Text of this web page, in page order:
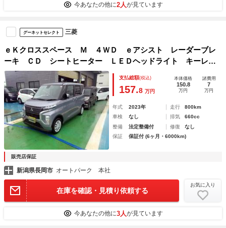
今あなたの他に2人が見ています
グーネットセレクト 三菱
ｅＫクロススペース Ｍ ４ＷＤ ｅアシスト レーダーブレ
ーキ ＣＤ シートヒーター ＬＥＤヘッドライト キーレ
ス クリアランスソナー 両側スライドドア ステアリングス
イッチ
支払総額(税込)
157.8 万円
本体価格
150.8
万円
諸費用
7
万円
年式 2023年 走行
800km
車検
なし 排気
660cc
整備
法定整備付 修復
なし
保証
保証付 (6ヶ月・6000km)
販売店保証
新潟県長岡市 オートパーク 本社
在庫を確認・見積り依頼する
お気に入り
今あなたの他に3人が見ています